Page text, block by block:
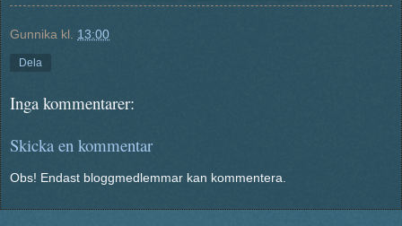
Gunnika kl. 13:00
Dela
Inga kommentarer:
Skicka en kommentar
Obs! Endast bloggmedlemmar kan kommentera.